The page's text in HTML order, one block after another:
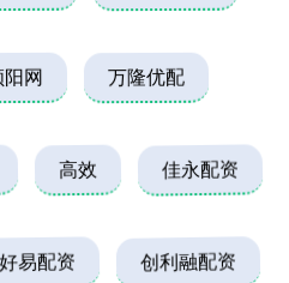
阳网 万隆优配
高效 佳永配资
好易配资 创利融配资